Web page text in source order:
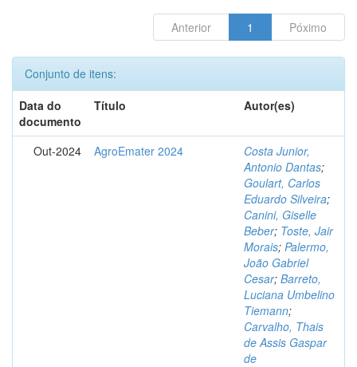
Anterior 1 Póximo
Conjunto de itens:
Data do
documento
Título Autor(es)
Out-2024 AgroEmater 2024
Costa Junior,
Antonio Dantas;
Goulart, Carlos
Eduardo Silveira;
Canini, Giselle
Beber; Toste, Jair
Morais; Palermo,
João Gabriel
Cesar; Barreto,
Luciana Umbelino
Tiemann;
Carvalho, Thais
de Assis Gaspar
de